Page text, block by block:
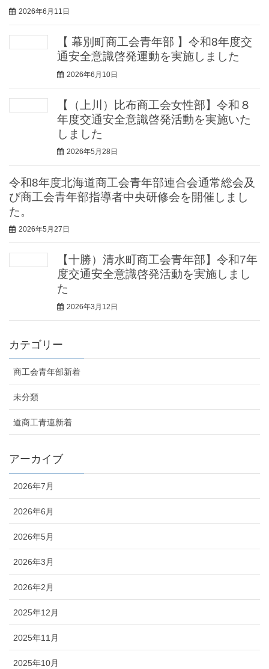
2026年6月11日
【 幕別町商工会青年部 】令和8年度交
通安全意識啓発運動を実施しました
2026年6月10日
【（上川）比布商工会女性部】令和８
年度交通安全意識啓発活動を実施いた
しました
2026年5月28日
令和8年度北海道商工会青年部連合会通常総会及
び商工会青年部指導者中央研修会を開催しまし
た。
2026年5月27日
【十勝）清水町商工会青年部】令和7年
度交通安全意識啓発活動を実施しまし
た
2026年3月12日
カテゴリー
商工会青年部新着
未分類
道商工青連新着
アーカイブ
2026年7月
2026年6月
2026年5月
2026年3月
2026年2月
2025年12月
2025年11月
2025年10月